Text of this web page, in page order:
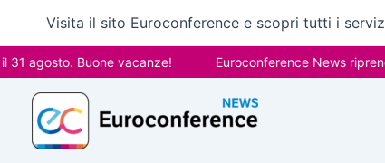
contenuto
Visita il sito Euroconference e scopri tutti i
Buone vacanze! Euroconference News riprenderà